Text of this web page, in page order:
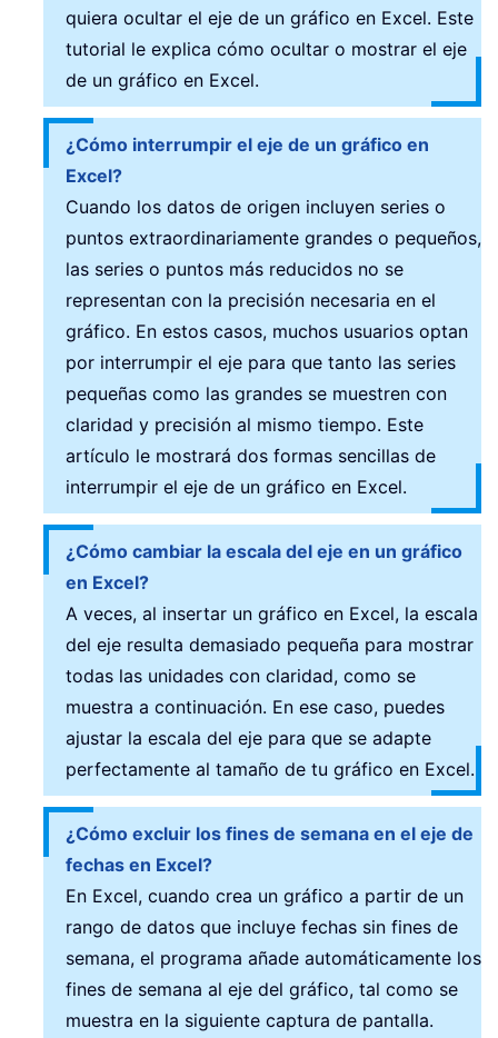
quiera ocultar el eje de un gráfico en Excel. Este
tutorial le explica cómo ocultar o mostrar el eje
de un gráfico en Excel.
¿Cómo interrumpir el eje de un gráfico en
Excel?
Cuando los datos de origen incluyen series o
puntos extraordinariamente grandes o pequeños,
las series o puntos más reducidos no se
representan con la precisión necesaria en el
gráfico. En estos casos, muchos usuarios optan
por interrumpir el eje para que tanto las series
pequeñas como las grandes se muestren con
claridad y precisión al mismo tiempo. Este
artículo le mostrará dos formas sencillas de
interrumpir el eje de un gráfico en Excel.
¿Cómo cambiar la escala del eje en un gráfico
en Excel?
A veces, al insertar un gráfico en Excel, la escala
del eje resulta demasiado pequeña para mostrar
todas las unidades con claridad, como se
muestra a continuación. En ese caso, puedes
ajustar la escala del eje para que se adapte
perfectamente al tamaño de tu gráfico en Excel.
¿Cómo excluir los fines de semana en el eje de
fechas en Excel?
En Excel, cuando crea un gráfico a partir de un
rango de datos que incluye fechas sin fines de
semana, el programa añade automáticamente los
fines de semana al eje del gráfico, tal como se
muestra en la siguiente captura de pantalla.